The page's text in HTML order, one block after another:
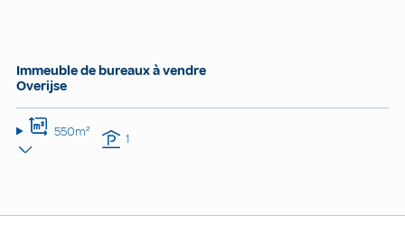
Immeuble de bureaux à vendre
Overijse
550m² 1